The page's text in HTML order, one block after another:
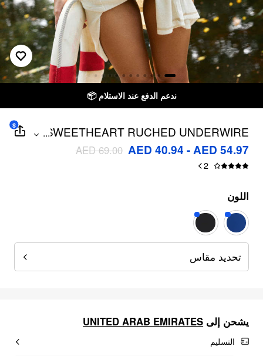
ندعم الدفع عند الاستلام 📦
SWEETHEART RUCHED UNDERWIRE
LOW RISE BIKINI SET
...
AED 40.94 - AED 54.97
AED 69.00
2
$
اللون
تحديد مقاس
يشحن إلى UNITED ARAB EMIRATES
التسليم